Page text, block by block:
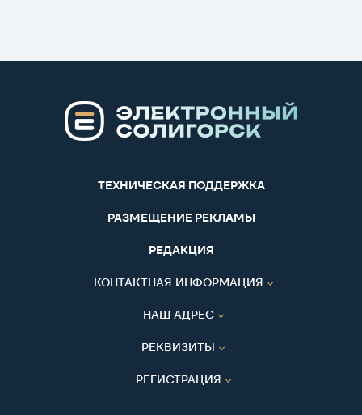
ТЕХНИЧЕСКАЯ ПОДДЕРЖКА
РАЗМЕЩЕНИЕ РЕКЛАМЫ
РЕДАКЦИЯ
КОНТАКТНАЯ ИНФОРМАЦИЯ
НАШ АДРЕС
РЕКВИЗИТЫ
РЕГИСТРАЦИЯ